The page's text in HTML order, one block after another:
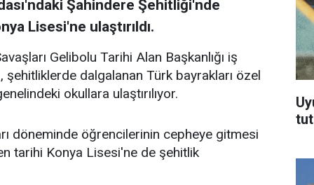
Şahindere Şehitliği'nde
Lisesi'ne ulaştırıldı.
Gelibolu Tarihi Alan Başkanlığı iş
dalgalanan Türk bayrakları özel
okullara ulaştırılıyor.
döneminde öğrencilerinin cepheye gitmesi
tarihi Konya Lisesi'ne de şehitlik